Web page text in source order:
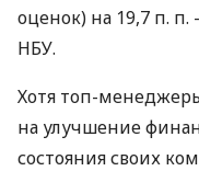
оценок) на 19,7 п.
НБУ.
Хотя топ-
на улучшение
состояния своих